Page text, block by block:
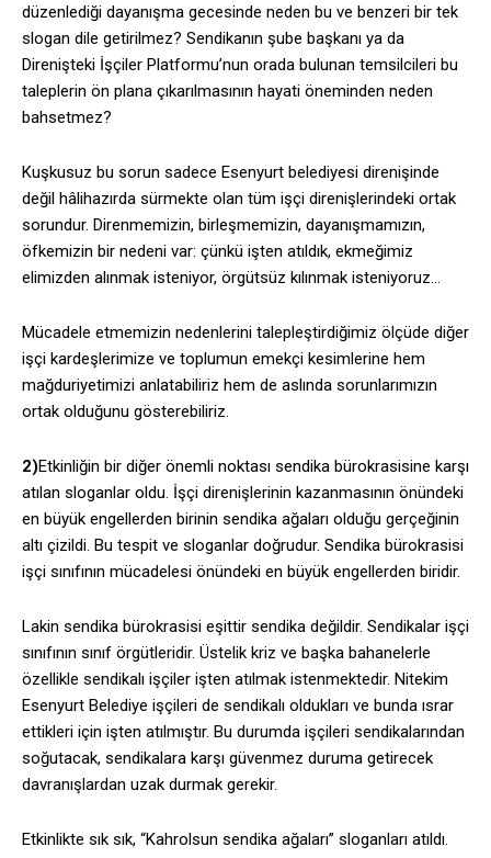
düzenlediği dayanışma gecesinde neden bu ve benzeri bir tek
slogan dile getirilmez? Sendikanın şube başkanı ya da
Direnişteki İşçiler Platformu’nun orada bulunan temsilcileri bu
taleplerin ön plana çıkarılmasının hayati öneminden neden
bahsetmez?
Kuşkusuz bu sorun sadece Esenyurt belediyesi direnişinde
değil hâlihazırda sürmekte olan tüm işçi direnişlerindeki ortak
sorundur. Direnmemizin, birleşmemizin, dayanışmamızın,
öfkemizin bir nedeni var: çünkü işten atıldık, ekmeğimiz
elimizden alınmak isteniyor, örgütsüz kılınmak isteniyoruz…
Mücadele etmemizin nedenlerini talepleştirdiğimiz ölçüde diğer
işçi kardeşlerimize ve toplumun emekçi kesimlerine hem
mağduriyetimizi anlatabiliriz hem de aslında sorunlarımızın
ortak olduğunu gösterebiliriz.
2)Etkinliğin bir diğer önemli noktası sendika bürokrasisine karşı
atılan sloganlar oldu. İşçi direnişlerinin kazanmasının önündeki
en büyük engellerden birinin sendika ağaları olduğu gerçeğinin
altı çizildi. Bu tespit ve sloganlar doğrudur. Sendika bürokrasisi
işçi sınıfının mücadelesi önündeki en büyük engellerden biridir.
Lakin sendika bürokrasisi eşittir sendika değildir. Sendikalar işçi
sınıfının sınıf örgütleridir. Üstelik kriz ve başka bahanelerle
özellikle sendikalı işçiler işten atılmak istenmektedir. Nitekim
Esenyurt Belediye işçileri de sendikalı oldukları ve bunda ısrar
ettikleri için işten atılmıştır. Bu durumda işçileri sendikalarından
soğutacak, sendikalara karşı güvenmez duruma getirecek
davranışlardan uzak durmak gerekir.
Etkinlikte sık sık, “Kahrolsun sendika ağaları” sloganları atıldı.